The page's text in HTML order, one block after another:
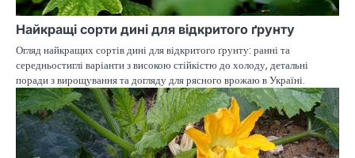
Найкращі сорти дині для відкритого ґрунту
Огляд найкращих сортів дині для відкритого ґрунту: ранні та
середньостиглі варіанти з високою стійкістю до холоду, детальні
поради з вирощування та догляду для рясного врожаю в Україні.